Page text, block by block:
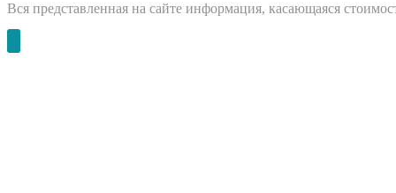
Вся представленная на сайте информация, касающаяся